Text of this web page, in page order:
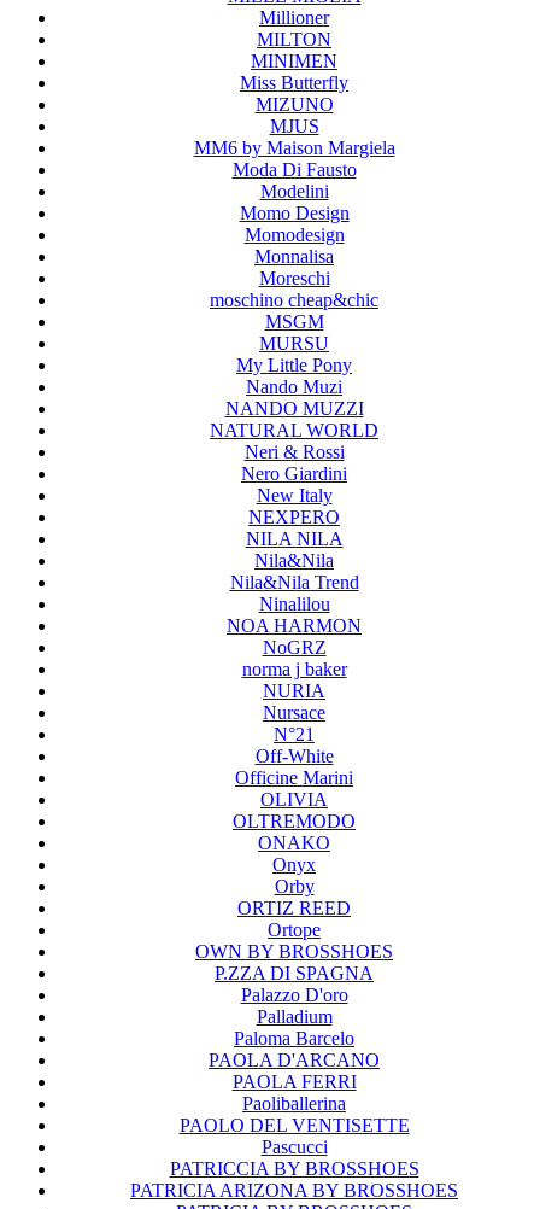
Millioner
MILTON
MINIMEN
Miss Butterfly
MIZUNO
MJUS
MM6 by Maison Margiela
Moda Di Fausto
Modelini
Momo Design
Momodesign
Monnalisa
Moreschi
moschino cheap&chic
MSGM
MURSU
My Little Pony
Nando Muzi
NANDO MUZZI
NATURAL WORLD
Neri & Rossi
Nero Giardini
New Italy
NEXPERO
NILA NILA
Nila&Nila
Nila&Nila Trend
Ninalilou
NOA HARMON
NoGRZ
norma j baker
NURIA
Nursace
N°21
Off-White
Officine Marini
OLIVIA
OLTREMODO
ONAKO
Onyx
Orby
ORTIZ REED
Ortope
OWN BY BROSSHOES
P.ZZA DI SPAGNA
Palazzo D'oro
Palladium
Paloma Barcelo
PAOLA D'ARCANO
PAOLA FERRI
Paoliballerina
PAOLO DEL VENTISETTE
Pascucci
PATRICCIA BY BROSSHOES
PATRICIA ARIZONA BY BROSSHOES